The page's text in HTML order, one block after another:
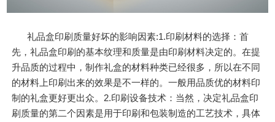
礼品盒印刷质量好坏的影响因素:1.印刷材料的选择：首
先，礼品盒印刷的基本纹理和质量是由印刷材料决定的。在提
升品质的过程中，制作礼盒的材料种类已经很多，所以在不同
的材料上印刷出来的效果是不一样的。一般用品质优的材料印
制的礼盒更好更出众。2.印刷设备技术：当然，决定礼品盒印
刷质量的第二个因素是用于印刷和包装制造的工艺技术，具体